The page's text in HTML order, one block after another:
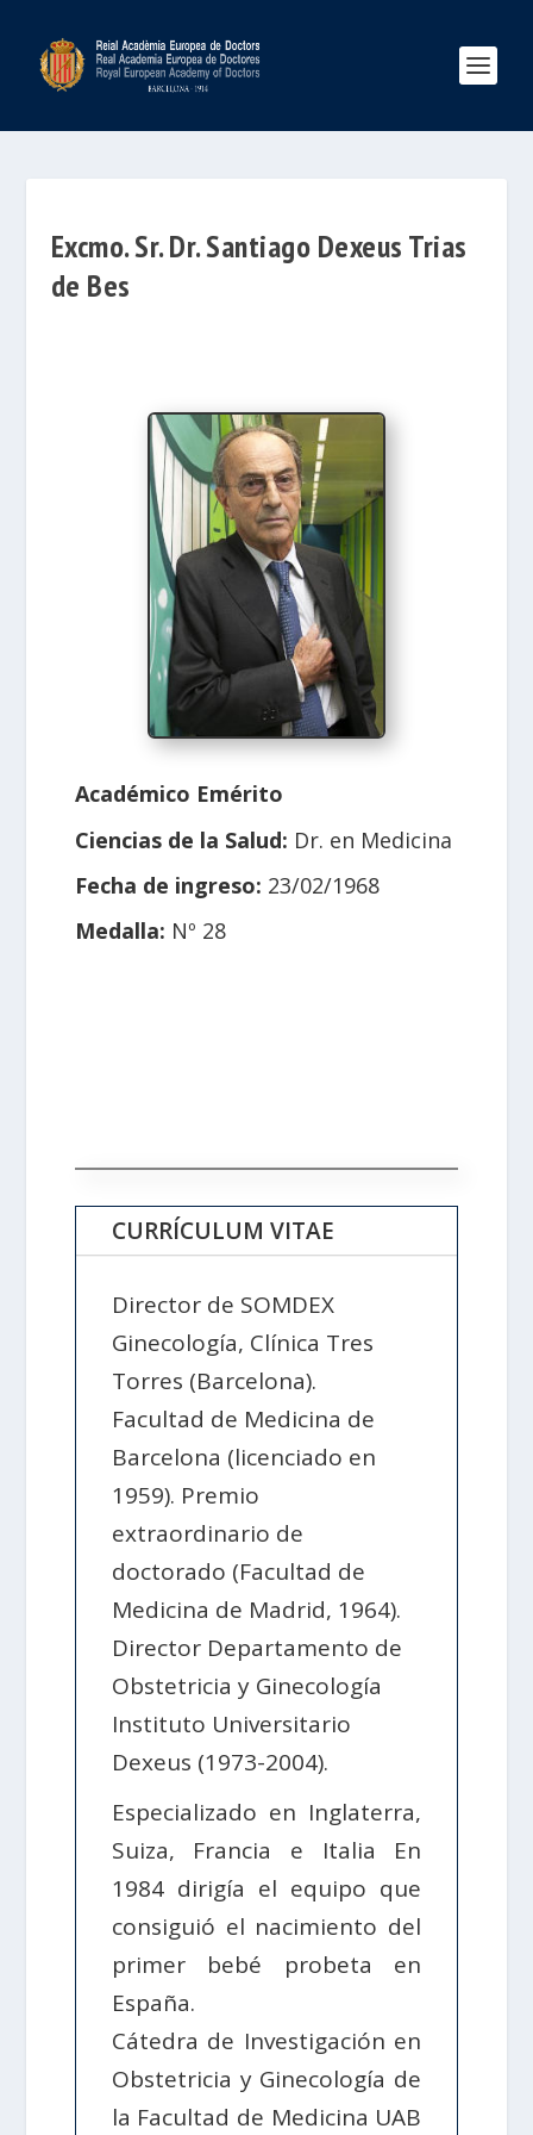
Excmo. Sr. Dr. Santiago Dexeus Trias
de Bes
Académico Emérito
Ciencias de la Salud: Dr. en Medicina
Fecha de ingreso: 23/02/1968
Medalla: Nº 28
CURRÍCULUM VITAE
Director de SOMDEX
Ginecología, Clínica Tres
Torres (Barcelona).
Facultad de Medicina de
Barcelona (licenciado en
1959). Premio
extraordinario de
doctorado (Facultad de
Medicina de Madrid, 1964).
Director Departamento de
Obstetricia y Ginecología
Instituto Universitario
Dexeus (1973-2004).
Especializado en Inglaterra,
Suiza, Francia e Italia En
1984 dirigía el equipo que
consiguió el nacimiento del
primer bebé probeta en
España.
Cátedra de Investigación en
Obstetricia y Ginecología de
la Facultad de Medicina UAB